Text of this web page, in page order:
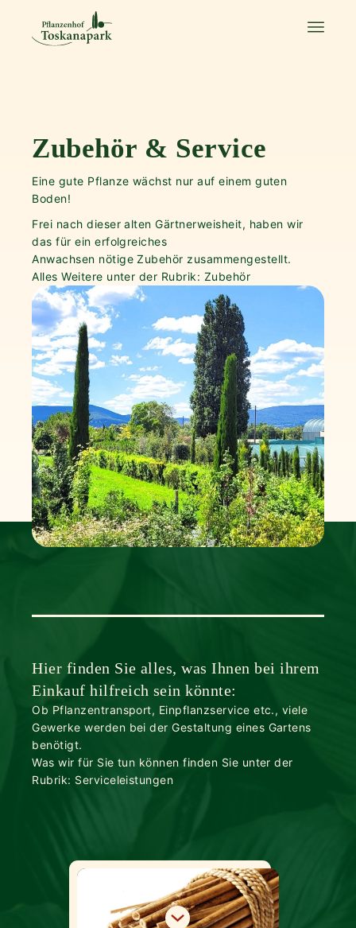
Zubehör & Service
Eine gute Pflanze wächst nur auf einem guten
Boden!
Frei nach dieser alten Gärtnerweisheit, haben wir
das für ein erfolgreiches
Anwachsen nötige Zubehör zusammengestellt.
Alles Weitere unter der Rubrik: Zubehör
Hier finden Sie alles, was Ihnen bei ihrem
Einkauf hilfreich sein könnte:
Ob Pflanzentransport, Einpflanzservice etc., viele
Gewerke werden bei der Gestaltung eines Gartens
benötigt.
Was wir für Sie tun können finden Sie unter der
Rubrik: Serviceleistungen